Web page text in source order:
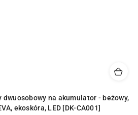
dwuosobowy na akumulator - beżowy,
ekoskóra, LED [DK-CA001]